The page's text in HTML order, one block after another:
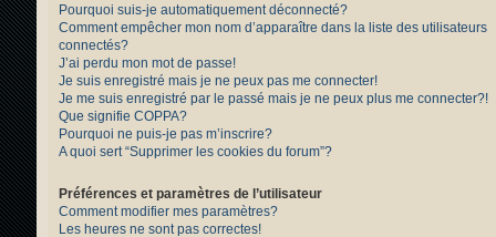
Pourquoi suis-je automatiquement déconnecté?
Comment empêcher mon nom d’apparaître dans la liste des utilisateurs
connectés?
J’ai perdu mon mot de passe!
Je suis enregistré mais je ne peux pas me connecter!
Je me suis enregistré par le passé mais je ne peux plus me connecter?!
Que signifie COPPA?
Pourquoi ne puis-je pas m’inscrire?
A quoi sert “Supprimer les cookies du forum”?
Préférences et paramètres de l’utilisateur
Comment modifier mes paramètres?
Les heures ne sont pas correctes!